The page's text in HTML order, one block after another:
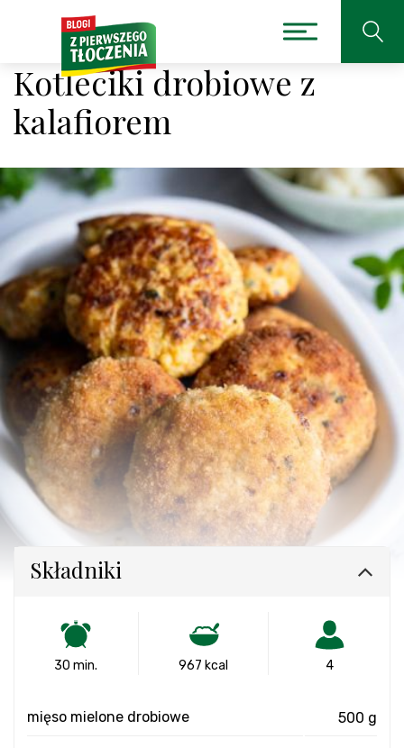
Kotleciki drobiowe z
kalafiorem
Składniki
30 min. 967 kcal 4
mięso mielone drobiowe 500 g